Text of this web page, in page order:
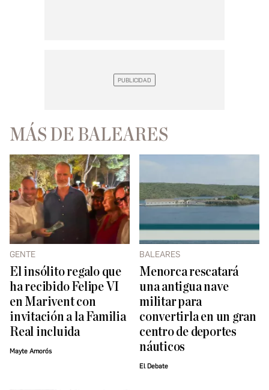
MÁS DE BALEARES
GENTE
El insólito regalo que
ha recibido Felipe VI
en Marivent con
invitación a la Familia
Real incluida
Mayte Amorós
BALEARES
Menorca rescatará
una antigua nave
militar para
convertirla en un gran
centro de deportes
náuticos
El Debate